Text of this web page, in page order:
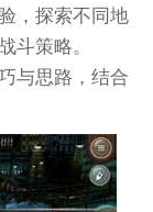
，探索不同地
斗策略。​
与思路，结合